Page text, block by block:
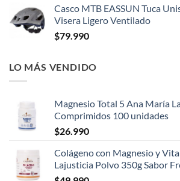
Casco MTB EASSUN Tuca
Visera Ligero Ventilado
$79.990
LO MÁS VENDIDO
Magnesio Total 5 Ana María
Comprimidos 100 unidades
$26.990
Colágeno con Magnesio y
Lajusticia Polvo 350g Sabor